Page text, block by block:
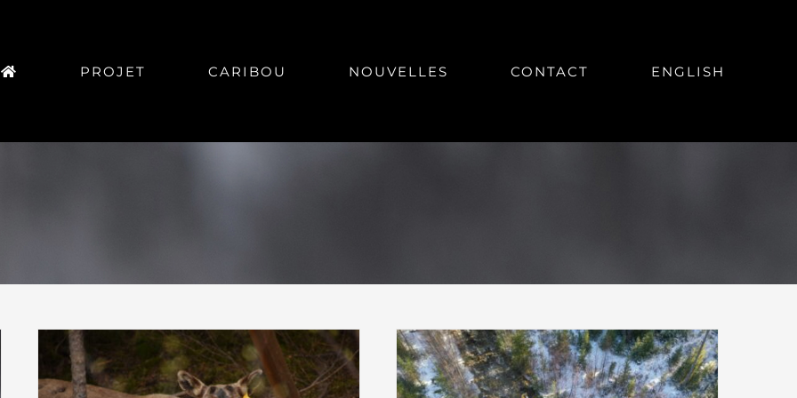
PROJET CARIBOU NOUVELLES CONTACT ENGLISH